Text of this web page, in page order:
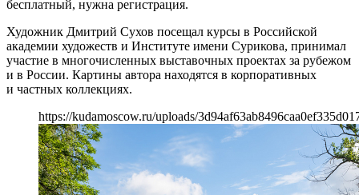
бесплатный, нужна регистрация.
Художник Дмитрий Сухов посещал курсы в Российской
академии художеств и Институте имени Сурикова, принимал
участие в многочисленных выставочных проектах за рубежом
и в России. Картины автора находятся в корпоративных
и частных коллекциях.
https://kudamoscow.ru/uploads/